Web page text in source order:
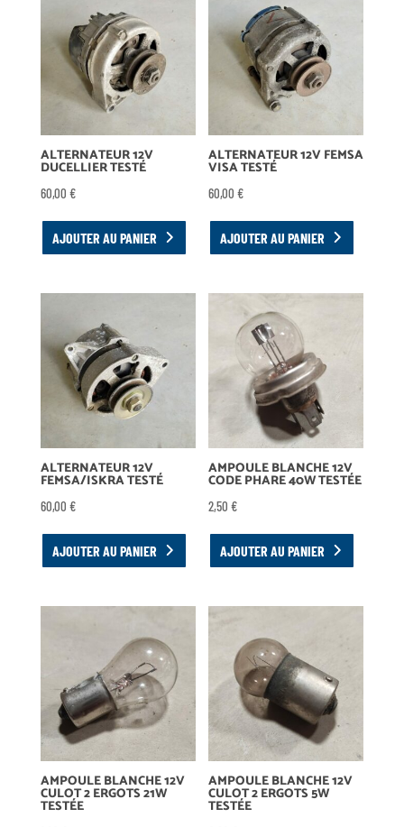
ALTERNATEUR 12V
DUCELLIER TESTÉ
60,00 €
AJOUTER AU PANIER
ALTERNATEUR 12V FEMSA
VISA TESTÉ
60,00€
AJOUTER AU PANIER
ALTERNATEUR 12V
FEMSA/ISKRA TESTÉ
60,00 €
AJOUTER AU PANIER
AMPOULE BLANCHE 12V
CODE PHARE 40W TESTÉE
2,50€
AJOUTER AU PANIER
AMPOULE BLANCHE 12V
CULOT 2 ERGOTS 21W
TESTÉE
AMPOULE BLANCHE 12V
CULOT 2 ERGOTS 5W
TESTÉE